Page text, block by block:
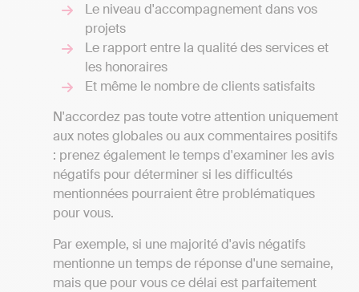
Le niveau d'accompagnement dans vos
projets
Le rapport entre la qualité des services et
les honoraires
Et même le nombre de clients satisfaits
N'accordez pas toute votre attention uniquement
aux notes globales ou aux commentaires positifs
: prenez également le temps d'examiner les avis
négatifs pour déterminer si les difficultés
mentionnées pourraient être problématiques
pour vous.
Par exemple, si une majorité d'avis négatifs
mentionne un temps de réponse d'une semaine,
mais que pour vous ce délai est parfaitement